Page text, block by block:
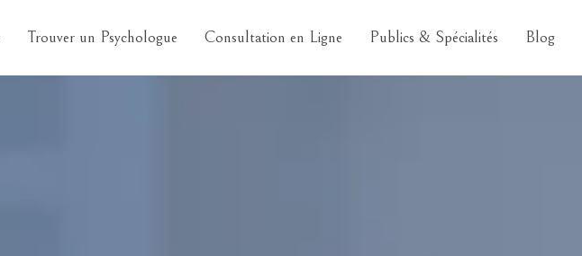
Trouver un Psychologue Consultation en Ligne Publics & Spécialités Blog